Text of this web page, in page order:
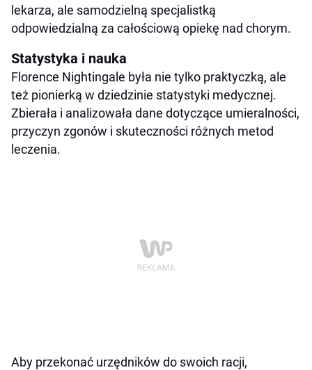
lekarza, ale samodzielną specjalistką
odpowiedzialną za całościową opiekę nad chorym.
Statystyka i nauka
Florence Nightingale była nie tylko praktyczką, ale
też pionierką w dziedzinie statystyki medycznej.
Zbierała i analizowała dane dotyczące umieralności,
przyczyn zgonów i skuteczności różnych metod
leczenia.
Aby przekonać urzędników do swoich racji,